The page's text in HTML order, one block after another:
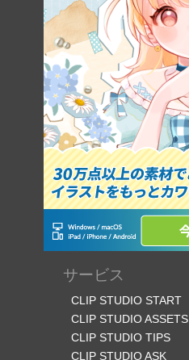
サービス
CLIP STUDIO START
CLIP STUDIO ASSETS
CLIP STUDIO TIPS
CLIP STUDIO ASK